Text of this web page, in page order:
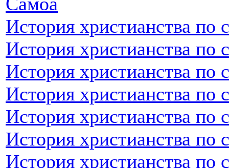
История христианства по
История христианства по
История христианства по
История христианства по
История христианства по
История христианства по
История христианства по